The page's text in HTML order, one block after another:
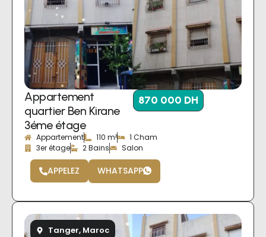
Appartement
quartier Ben Kirane
3éme étage
870 000 DH
Appartement 110 m²
1 Cham
3er étage
2 Bains Salon
APPELEZ WHATSAPP
Tanger, Maroc